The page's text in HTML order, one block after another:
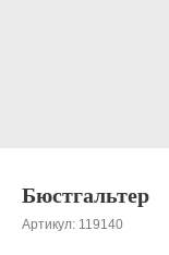
Бюстгальтер
Артикул: 119140